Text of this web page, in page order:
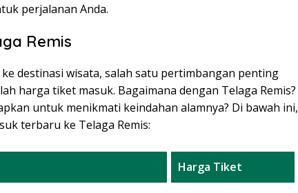
perjalanan Anda.
Remis
destinasi wisata, salah satu pertimbangan penting
harga tiket masuk. Bagaimana dengan Telaga Remis?
untuk menikmati keindahan alamnya? Di bawah ini,
terbaru ke Telaga Remis:
Harga Tiket